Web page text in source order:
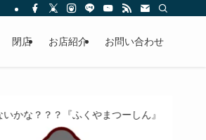
閉店 お店紹介 お問い合わせ
やまつーしん』でちょっとしたバイト、し